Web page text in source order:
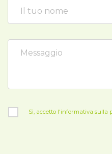
Sì, accetto l'informativa sulla